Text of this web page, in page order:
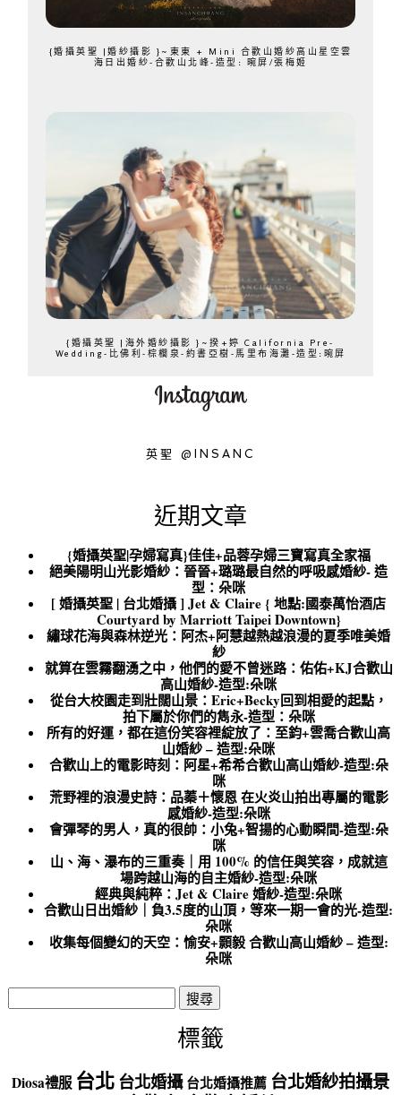
{婚攝英聖 |婚紗攝影 }~東東 + Mini 合歡山婚紗高山星空雲
海日出婚紗-合歡山北峰-造型: 晼屏/張梅姬
{婚攝英聖 |海外婚紗攝影 }~揆+婷 California Pre-
Wedding-比佛利-棕櫚泉-約書亞樹-馬里布海灘-造型:晼屏
英聖 @INSANC
近期文章
{婚攝英聖|孕婦寫真}佳佳+品蓉孕婦三寶寫真全家福
絕美陽明山光影婚紗：晉晉+璐璐最自然的呼吸感婚紗- 造
型：朵咪
[ 婚攝英聖 | 台北婚攝 ] Jet & Claire { 地點:國泰萬怡酒店
Courtyard by Marriott Taipei Downtown}
繡球花海與森林逆光：阿杰+阿慧越熱越浪漫的夏季唯美婚
紗
就算在雲霧翻湧之中，他們的愛不曾迷路：佑佑+KJ合歡山
高山婚紗-造型:朵咪
從台大校園走到壯闊山景：Eric+Becky回到相愛的起點，
拍下屬於你們的雋永-造型：朵咪
所有的好運，都在這份笑容裡綻放了：至鈞+雲喬合歡山高
山婚紗 – 造型:朵咪
合歡山上的電影時刻：阿星+希希合歡山高山婚紗-造型:朵
咪
荒野裡的浪漫史詩：品蓁＋懷恩 在火炎山拍出專屬的電影
感婚紗-造型:朵咪
會彈琴的男人，真的很帥：小兔+智揚的心動瞬間-造型:朵
咪
山、海、瀑布的三重奏｜用 100% 的信任與笑容，成就這
場跨越山海的自主婚紗-造型:朵咪
經典與純粹：Jet & Claire 婚紗-造型:朵咪
合歡山日出婚紗｜負3.5度的山頂，等來一期一會的光-造型:
朵咪
收集每個變幻的天空：愉安+顥毅 合歡山高山婚紗 – 造型:
朵咪
搜
尋
標籤
Diosa禮服 台北台北婚攝 台北婚攝推薦 台北婚紗拍攝景